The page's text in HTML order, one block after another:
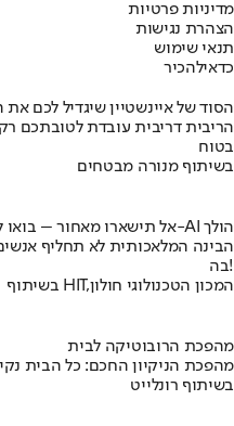
מדיניות פרטיות
הצהרת נגישות
תנאי שימוש
כדאילהכיר
הסוד של איינשטיין שיגדיל לכם את
הריבית דריבית עובדת לטובתכם
בטוח
בשיתוף מנורה מבטחים
אל תישארו מאחור – בואו לגלות לאן ה-AI הולך
הבינה המלאכותית לא תחליף
בה!
בשיתוף HIT,המכון הטכנולוגי חולון
מהפכת הרובוטיקה לבית
מהפכת הניקיון החכם: כל הבית
בשיתוף רונלייט